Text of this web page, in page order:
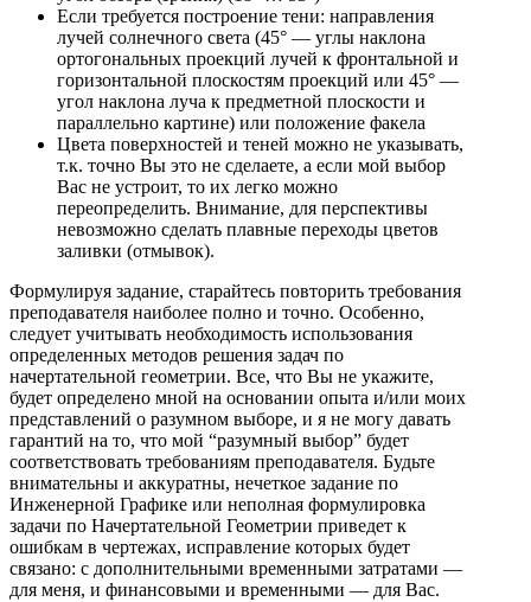
Если требуется построение тени: направления
лучей солнечного света (45° — углы наклона
ортогональных проекций лучей к фронтальной и
горизонтальной плоскостям проекций или 45° —
угол наклона луча к предметной плоскости и
параллельно картине) или положение факела
Цвета поверхностей и теней можно не указывать,
т.к. точно Вы это не сделаете, а если мой выбор
Вас не устроит, то их легко можно
переопределить. Внимание, для перспективы
невозможно сделать плавные переходы цветов
заливки (отмывок).
Формулируя задание, старайтесь повторить требования
преподавателя наиболее полно и точно. Особенно,
следует учитывать необходимость использования
определенных методов решения задач по
начертательной геометрии. Все, что Вы не укажите,
будет определено мной на основании опыта и/или моих
представлений о разумном выборе, и я не могу давать
гарантий на то, что мой “разумный выбор” будет
соответствовать требованиям преподавателя. Будьте
внимательны и аккуратны, нечеткое задание по
Инженерной Графике или неполная формулировка
задачи по Начертательной Геометрии приведет к
ошибкам в чертежах, исправление которых будет
связано: с дополнительными временными затратами —
для меня, и финансовыми и временными — для Вас.